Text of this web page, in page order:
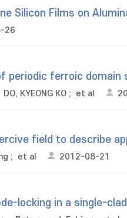
Silicon Films on
26
periodic ferroic
DO, KYEONG KO ; et al
field to describe
; et al 2012-08-21
locking in a single-